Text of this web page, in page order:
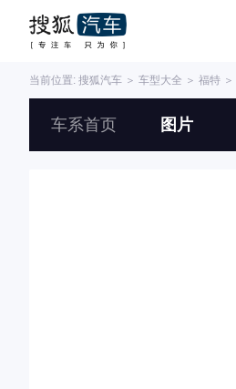
当前位置: 搜狐汽车 ＞ 车型大全 ＞ 福特 ＞
车系首页 图片